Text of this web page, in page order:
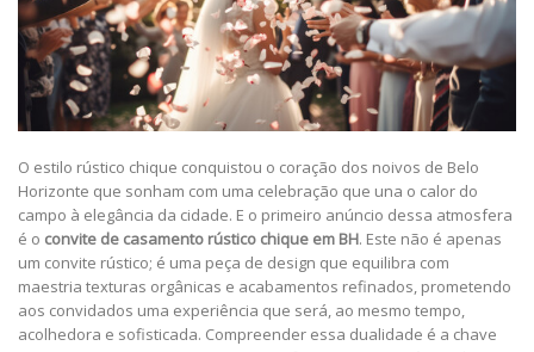
O estilo rústico chique conquistou o coração dos noivos de Belo
Horizonte que sonham com uma celebração que una o calor do
campo à elegância da cidade. E o primeiro anúncio dessa atmosfera
é o convite de casamento rústico chique em BH. Este não é apenas
um convite rústico; é uma peça de design que equilibra com
maestria texturas orgânicas e acabamentos refinados, prometendo
aos convidados uma experiência que será, ao mesmo tempo,
acolhedora e sofisticada. Compreender essa dualidade é a chave